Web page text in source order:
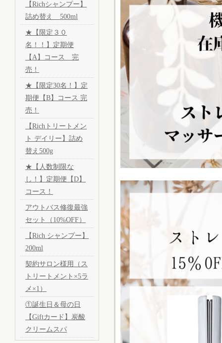
【Richシャンプー】
詰め替え 500ml
★【限定３０
名！！】定期便
【A】コース 完
売！
★【限定30名！】定
期便【B】コース 完
売！
【Richトリートメン
ト デイリー】詰め
替え500g
★【人数制限な
し！】定期便【D】
コース！
アウトバス修復最強
セット（10%OFF）
【Rich シャンプー】
200ml
契約サロン様用（ス
トリートメント×5ラ
メ×1）
①誕生日＆母の日
【Giftカード】炭酸
クリームスパ